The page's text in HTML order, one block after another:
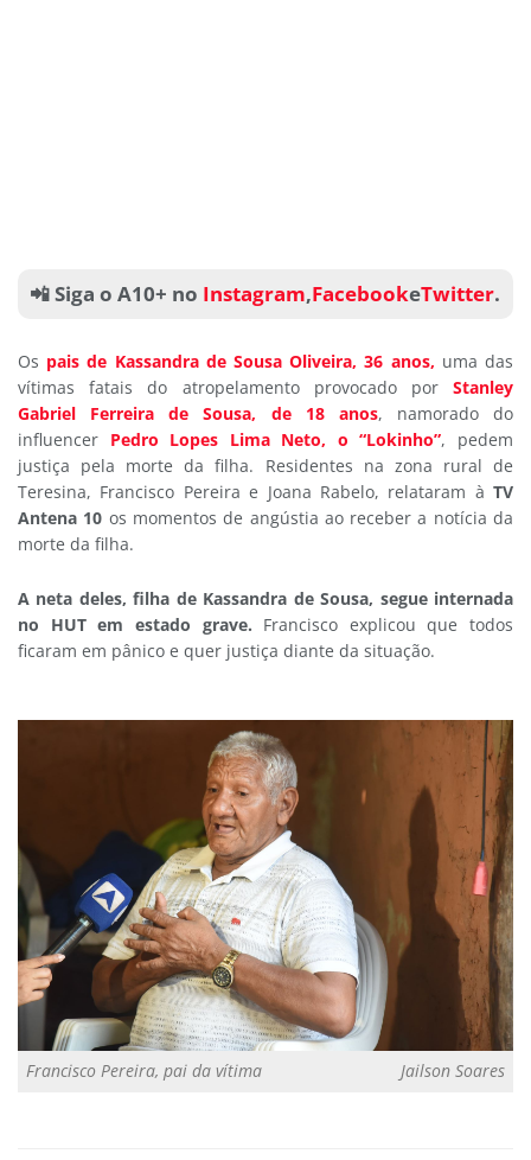
📲 Siga o A10+ no Instagram,FacebookeTwitter.
Os pais de Kassandra de Sousa Oliveira, 36 anos, uma das
vítimas fatais do atropelamento provocado por Stanley
Gabriel Ferreira de Sousa, de 18 anos, namorado do
influencer Pedro Lopes Lima Neto, o “Lokinho”, pedem
justiça pela morte da filha. Residentes na zona rural de
Teresina, Francisco Pereira e Joana Rabelo, relataram à TV
Antena 10 os momentos de angústia ao receber a notícia da
morte da filha.
A neta deles, filha de Kassandra de Sousa, segue internada
no HUT em estado grave. Francisco explicou que todos
ficaram em pânico e quer justiça diante da situação.
Francisco Pereira, pai da vítima Jailson Soares